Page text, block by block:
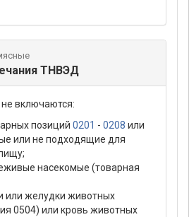
ТНВЭД
включаются:
позиций 0201 - 0208 или
или не подходящие для
насекомые (товарная
или желудки животных
0504) или кровь животных